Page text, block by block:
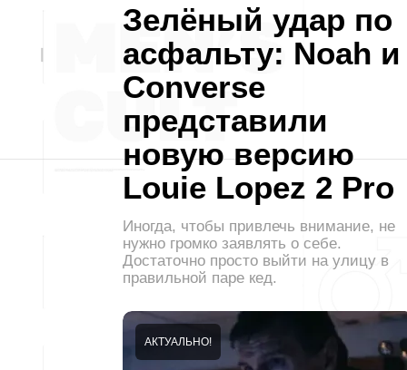
Зелёный удар по
асфальту: Noah и
Converse
представили
новую версию
Louie Lopez 2 Pro
Иногда, чтобы привлечь внимание, не
нужно громко заявлять о себе.
Достаточно просто выйти на улицу в
правильной паре кед.
АКТУАЛЬНО!